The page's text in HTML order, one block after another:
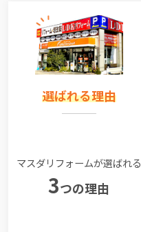
選ばれる理由
マスダリフォームが選ばれる
3つの理由